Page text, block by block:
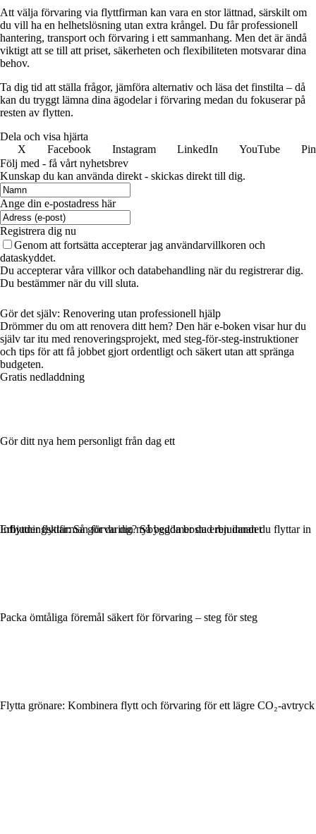
Att välja förvaring via flyttfirman kan vara en stor lättnad, särskilt om
du vill ha en helhetslösning utan extra krångel. Du får professionell
hantering, transport och förvaring i ett sammanhang. Men det är ändå
viktigt att se till att priset, säkerheten och flexibiliteten motsvarar dina
behov.
Ta dig tid att ställa frågor, jämföra alternativ och läsa det finstilta – då
kan du tryggt lämna dina ägodelar i förvaring medan du fokuserar på
resten av flytten.
Dela och visa hjärta
X
Facebook Instagram LinkedIn YouTube
Följ med - få vårt nyhetsbrev
Kunskap du kan använda direkt - skickas direkt till dig.
Ange din e-postadress här
Registrera dig nu
Genom att fortsätta accepterar jag användarvillkoren och
dataskyddet.
Du accepterar våra villkor och databehandling när du registrerar dig.
Du bestämmer när du vill sluta.
Gör det själv: Renovering utan professionell hjälp
Drömmer du om att renovera ditt hem? Den här e-boken visar hur du
själv tar itu med renoveringsprojekt, med steg-för-steg-instruktioner
och tips för att få jobbet gjort ordentligt och säkert utan att spränga
budgeten.
Gratis nedladdning
Gör ditt nya hem personligt från dag ett
Inflyttningsklar: Så gör du din nybyggda bostad ren innan du flyttar in
Packa ömtåliga föremål säkert för förvaring – steg för steg
Flytta grönare: Kombinera flytt och förvaring för ett lägre CO₂-avtryck
Erbjuder flyttfirman förvaring? Så bedömer du erbjudandet